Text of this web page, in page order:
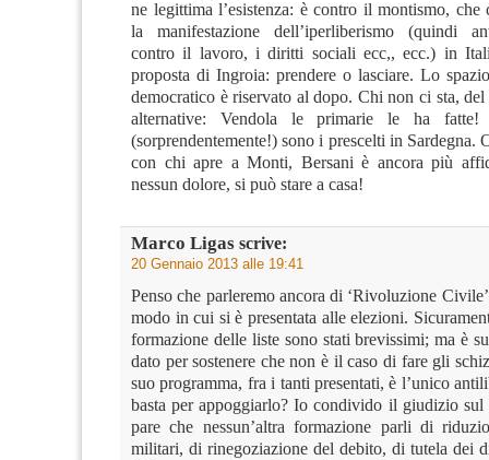
ne legittima l’esistenza: è contro il montismo, che
la manifestazione dell’iperliberismo (quindi
contro il lavoro, i diritti sociali ecc,, ecc.) in
proposta di Ingroia: prendere o lasciare. Lo
democratico è riservato al dopo. Chi non ci sta,
alternative: Vendola le primarie le ha
(sorprendentemente!) sono i prescelti in Sardegna.
con chi apre a Monti, Bersani è ancora più
nessun dolore, si può stare a casa!
Marco Ligas scrive:
20 Gennaio 2013 alle 19:41
Penso che parleremo ancora di ‘Rivoluzione
modo in cui si è presentata alle elezioni.
formazione delle liste sono stati brevissimi; ma è
dato per sostenere che non è il caso di fare gli
suo programma, fra i tanti presentati, è l’unico
basta per appoggiarlo? Io condivido il giudizio sul
pare che nessun’altra formazione parli di
militari, di rinegoziazione del debito, di tutela dei